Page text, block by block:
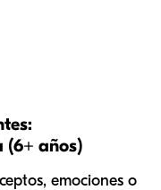
(6+ años)
emociones o